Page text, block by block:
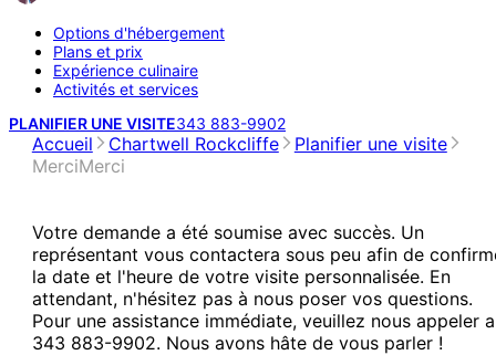
Options d'hébergement
Plans et prix
Expérience culinaire
Activités et services
PLANIFIER UNE VISITE343 883-9902
Accueil Chartwell Rockcliffe
Planifier une visite
MerciMerci
Votre demande a été soumise avec succès. Un
représentant vous contactera sous peu afin de
la date et l'heure de votre visite personnalisée. En
attendant, n'hésitez pas à nous poser vos questions.
Pour une assistance immédiate, veuillez nous appeler
343 883-9902. Nous avons hâte de vous parler !